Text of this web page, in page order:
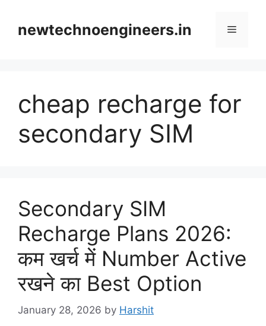
contentnewtechnoengineers.in Menu
cheap recharge for
secondary SIM
Secondary SIM
Recharge Plans 2026:
कम खर्च में Number Active
रखने का Best Option
January 28, 2026 by Harshit